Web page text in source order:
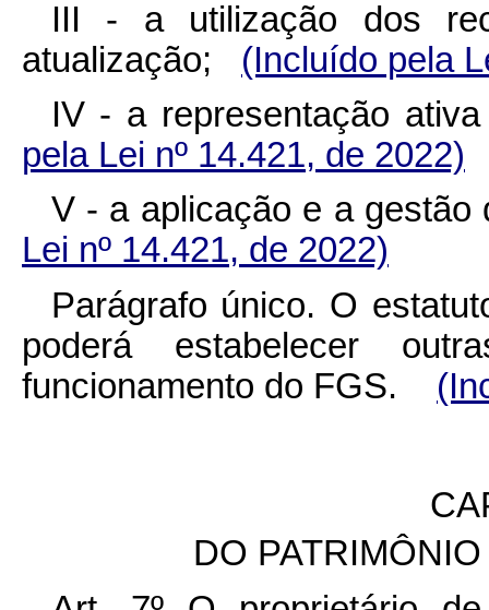
III - a utilização dos
atualização; (Incluído pela
IV - a representação
pela Lei nº 14.421, de 2022)
V - a aplicação e a
Lei nº 14.421, de 2022)
Parágrafo único. O
poderá estabelecer
funcionamento do FGS.
DO